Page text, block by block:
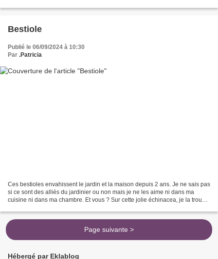
Bestiole
Publié le 06/09/2024 à 10:30
Par .Patricia
Ces bestioles envahissent le jardin et la maison depuis 2 ans. Je ne sais pas
si ce sont des alliés du jardinier ou non mais je ne les aime ni dans ma
cuisine ni dans ma chambre. Et vous ? Sur cette jolie échinacea, je la trouve
Page suivante >
Hébergé par Eklablog